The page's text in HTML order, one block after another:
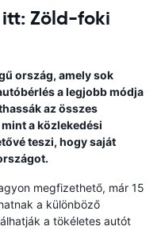
Zöld-foki
ország, amely sok
a legjobb módja
az összes
a közlekedési
teszi, hogy saját
megfizethető, már 15
a különböző
a tökéletes autót